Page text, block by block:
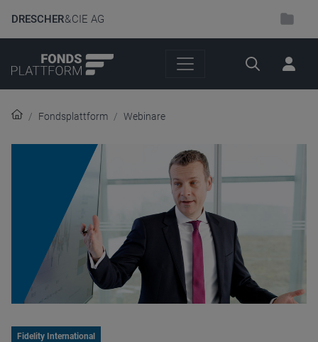
DRESCHER& CIE AG
Suche
Fondsplattform Webinare
Fidelity International